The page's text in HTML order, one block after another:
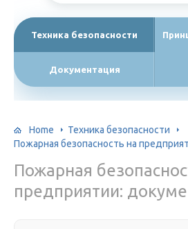
Техника безопасности
Документация
Home
Техника безопасности
Пожарная безопасность на
Пожарная
предприятии: